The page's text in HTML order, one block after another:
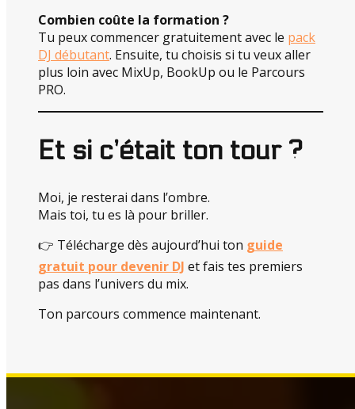
Combien coûte la formation ?
Tu peux commencer gratuitement avec le pack
DJ débutant. Ensuite, tu choisis si tu veux aller
plus loin avec MixUp, BookUp ou le Parcours
PRO.
Et si c’était ton tour ?
Moi, je resterai dans l’ombre.
Mais toi, tu es là pour briller.
👉 Télécharge dès aujourd’hui ton guide
gratuit pour devenir DJ et fais tes premiers
pas dans l’univers du mix.
Ton parcours commence maintenant.